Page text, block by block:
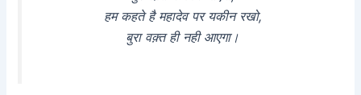
हम कहते है महादेव पर यकीन रखो,
बुरा वक़्त ही नही आएगा।